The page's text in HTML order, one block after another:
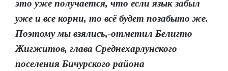
это уже получается, что если язык забыл
уже и все корни, то всё будет позабыто же.
Поэтому мы взялись,-отметил Белигто
Жигжитов, глава Среднехарлунского
поселения Бичурского района